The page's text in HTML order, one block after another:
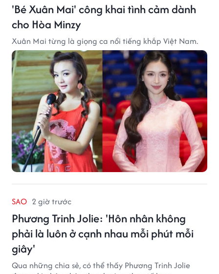
'Bé Xuân Mai' công khai tình cảm dành
cho Hòa Minzy
Xuân Mai từng là giọng ca nổi tiếng khắp Việt Nam.
SAO 2 giờ trước
Phương Trinh Jolie: 'Hôn nhân không
phải là luôn ở cạnh nhau mỗi phút mỗi
giây'
Qua những chia sẻ, có thể thấy Phương Trinh Jolie